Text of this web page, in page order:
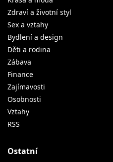
Zdraví a životní styl
Sex a vztahy
Bydlení a design
Děti a rodina
Zábava
Finance
Zajímavosti
Osobnosti
Vztahy
RSS
Ostatní